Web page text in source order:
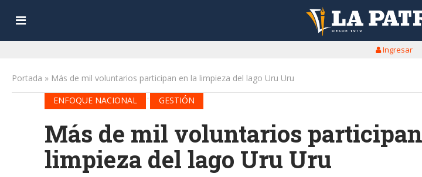
Ingresar
Portada » Más de mil voluntarios participan en la limpieza del lago Uru Uru
ENFOQUE NACIONAL
GESTIÓN
Más de mil voluntarios
limpieza del lago Uru Uru